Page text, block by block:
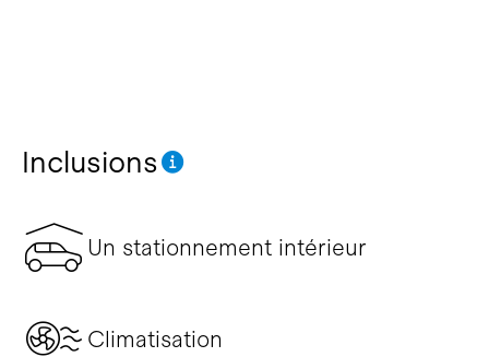
Inclusions
Un stationnement intérieur
Climatisation